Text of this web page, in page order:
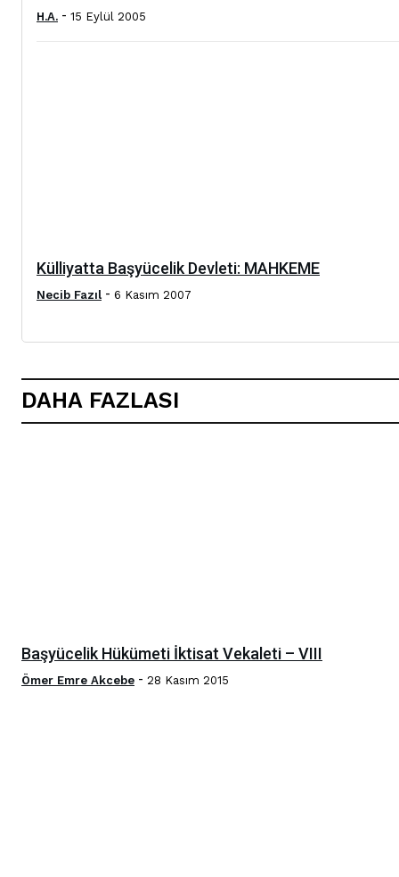
H.A. - 15 Eylül 2005
Külliyatta Başyücelik Devleti: MAHKEME
Necib Fazıl - 6 Kasım 2007
DAHA FAZLASI
Başyücelik Hükümeti İktisat Vekaleti – VIII
Ömer Emre Akcebe - 28 Kasım 2015